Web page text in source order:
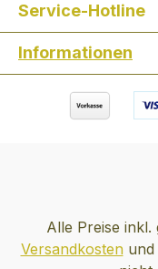
Service-Hotline
Informationen
Alle Preise
Versandkostenund